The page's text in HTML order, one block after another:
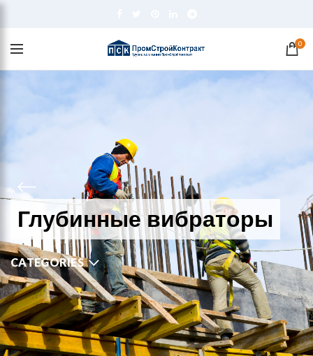
0
Глубинные вибраторы
CATEGORIES